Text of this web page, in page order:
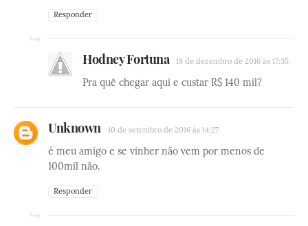
Responder
Hodney Fortuna 18 de dezembro de 2016 às 17:35
Pra quê chegar aqui e custar R$ 140 mil?
Unknown 10 de setembro de 2016 às 14:27
é meu amigo e se vinher não vem por menos de
100mil não.
Responder